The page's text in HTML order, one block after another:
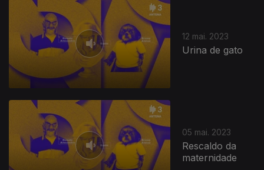
12 mai. 2023
Urina de gato
05 mai. 2023
Rescaldo da
maternidade